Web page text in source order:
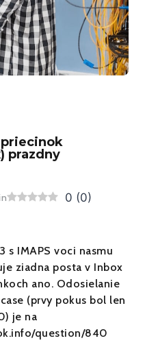
priecinok
prazdny
0 (0)
s IMAPS voci nasmu
ziadna posta v Inbox
ano. Odosielanie
(prvy pokus bol len
je na
question/840